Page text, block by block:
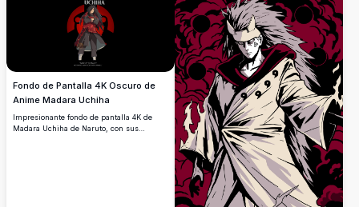
Fondo de Pantalla 4K Oscuro de
Anime Madara Uchiha
Impresionante fondo de pantalla 4K de
Madara Uchiha de Naruto, con sus